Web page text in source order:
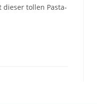
tollen Pasta-